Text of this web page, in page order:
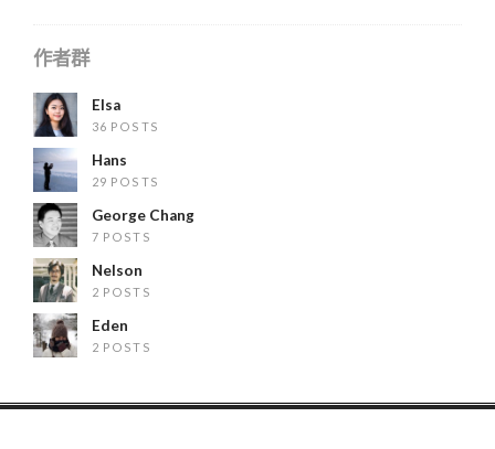
作者群
Elsa
36 POSTS
Hans
29 POSTS
George Chang
7 POSTS
Nelson
2 POSTS
Eden
2 POSTS